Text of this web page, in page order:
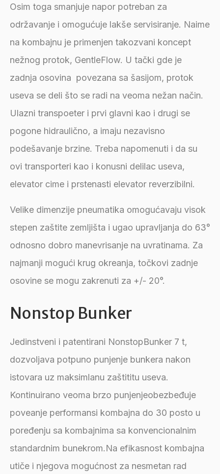
Osim toga smanjuje napor potreban za
održavanje i omogućuje lakše servisiranje. Naime
na kombajnu je primenjen takozvani koncept
nežnog protok, GentleFlow. U tački gde je
zadnja osovina povezana sa šasijom, protok
useva se deli što se radi na veoma nežan način.
Ulazni transpoeter i prvi glavni kao i drugi se
pogone hidraulično, a imaju nezavisno
podešavanje brzine. Treba napomenuti i da su
ovi transporteri kao i konusni delilac useva,
elevator cime i prstenasti elevator reverzibilni.
Velike dimenzije pneumatika omogućavaju visok
stepen zaštite zemljišta i ugao upravljanja do 63°
odnosno dobro manevrisanje na uvratinama. Za
najmanji mogući krug okreanja, točkovi zadnje
osovine se mogu zakrenuti za +/- 20°.
Nonstop Bunker
Jedinstveni i patentirani NonstopBunker 7 t,
dozvoljava potpuno punjenje bunkera nakon
istovara uz maksimlanu zaštititu useva.
Kontinuirano veoma brzo punjenjeobezbeđuje
poveanje performansi kombajna do 30 posto u
poređenju sa kombajnima sa konvencionalnim
standardnim bunekrom.Na efikasnost kombajna
utiče i njegova mogućnost za nesmetan rad